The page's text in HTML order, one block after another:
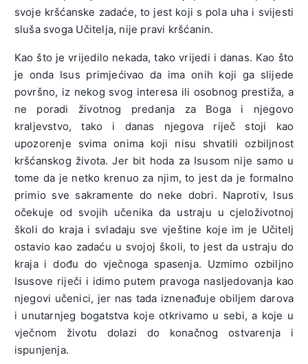
svoje kršćanske zadaće, to jest koji s pola uha i svijesti
sluša svoga Učitelja, nije pravi kršćanin.
Kao što je vrijedilo nekada, tako vrijedi i danas. Kao što
je onda Isus primjećivao da ima onih koji ga slijede
površno, iz nekog svog interesa ili osobnog prestiža, a
ne poradi životnog predanja za Boga i njegovo
kraljevstvo, tako i danas njegova riječ stoji kao
upozorenje svima onima koji nisu shvatili ozbiljnost
kršćanskog života. Jer bit hoda za Isusom nije samo u
tome da je netko krenuo za njim, to jest da je formalno
primio sve sakramente do neke dobri. Naprotiv, Isus
očekuje od svojih učenika da ustraju u cjeloživotnoj
školi do kraja i svladaju sve vještine koje im je Učitelj
ostavio kao zadaću u svojoj školi, to jest da ustraju do
kraja i dođu do vječnoga spasenja. Uzmimo ozbiljno
Isusove riječi i idimo putem pravoga nasljedovanja kao
njegovi učenici, jer nas tada iznenađuje obiljem darova
i unutarnjeg bogatstva koje otkrivamo u sebi, a koje u
vječnom životu dolazi do konačnog ostvarenja i
ispunjenja.